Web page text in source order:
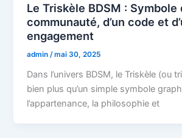
Le Triskèle BDSM : Symbole
communauté, d’un code et
engagement
admin /mai 30, 2025
Dans l’univers BDSM, le Triskèle (ou
bien plus qu’un simple symbole
l’appartenance, la philosophie et